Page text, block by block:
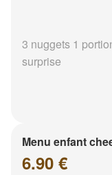
3 nuggets 1
surprise
Menu enfant
6.90 €